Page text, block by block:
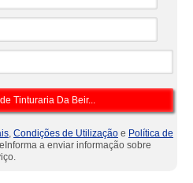
, Condições de Utilização e Política de
a enviar informação sobre